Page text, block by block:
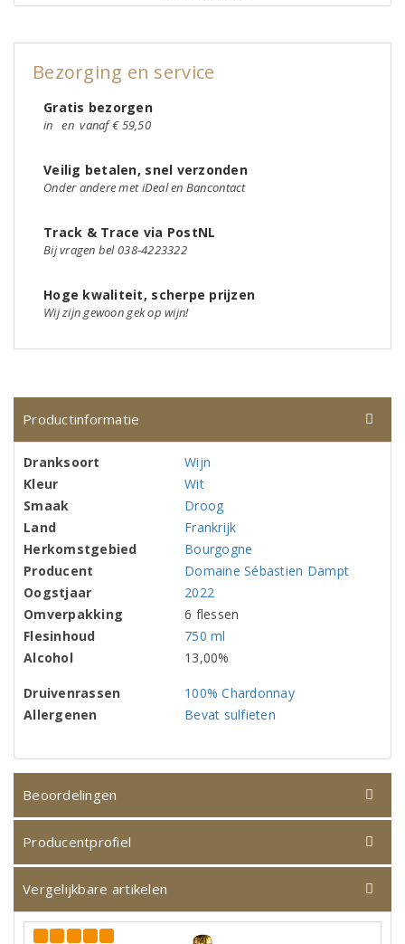
Bezorging en service
Gratis bezorgen
in en vanaf € 59,50
Veilig betalen, snel verzonden
Onder andere met iDeal en Bancontact
Track & Trace via PostNL
Bij vragen bel 038-4223322
Hoge kwaliteit, scherpe prijzen
Wij zijn gewoon gek op wijn!
Productinformatie
Dranksoort
Wijn
Kleur
Wit
Smaak
Droog
Land
Frankrijk
Herkomstgebied
Bourgogne
Producent
Domaine Sébastien Dampt
Oogstjaar
2022
Omverpakking
6 flessen
Flesinhoud
750 ml
Alcohol
13,00%
Druivenrassen
100% Chardonnay
Allergenen
Bevat sulfieten
Beoordelingen
Producentprofiel
Vergelijkbare artikelen